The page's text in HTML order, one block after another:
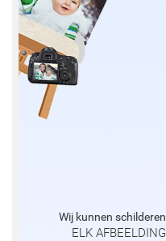
Wij kunnen schilderen
ELK AFBEELDING